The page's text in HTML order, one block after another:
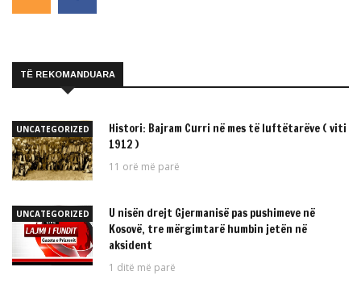
TË REKOMANDUARA
UNCATEGORIZED
Histori: Bajram Curri në mes të luftëtarëve ( viti
1912 )
11 orë më parë
UNCATEGORIZED
U nisën drejt Gjermanisë pas pushimeve në
Kosovë, tre mërgimtarë humbin jetën në
aksident
1 ditë më parë